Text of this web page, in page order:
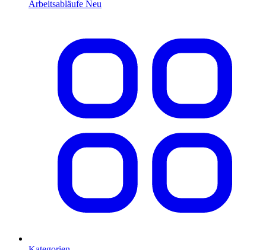
Arbeitsabläufe Neu